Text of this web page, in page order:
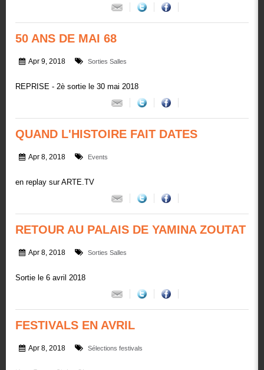
50 ANS DE MAI 68
Apr 9, 2018 Sorties Salles
REPRISE - 2è sortie le 30 mai 2018
QUAND L'HISTOIRE FAIT DATES
Apr 8, 2018 Events
en replay sur ARTE.TV
RETOUR AU PALAIS DE YAMINA ZOUTAT
Apr 8, 2018 Sorties Salles
Sortie le 6 avril 2018
FESTIVALS EN AVRIL
Apr 8, 2018 Sélections festivals